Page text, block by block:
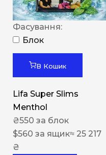
Фасування:
Блок
В Кошик
Lifa Super Slims
Menthol
₴550 за блок
$560 за ящик≈ 25 217
₴